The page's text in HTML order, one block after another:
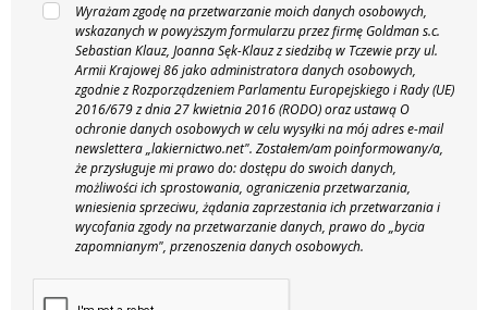
Wyrażam zgodę na przetwarzanie moich danych osobowych,
wskazanych w powyższym formularzu przez firmę Goldman s.c.
Sebastian Klauz, Joanna Sęk-Klauz z siedzibą w Tczewie przy ul.
Armii Krajowej 86 jako administratora danych osobowych,
zgodnie z Rozporządzeniem Parlamentu Europejskiego i Rady (UE)
2016/679 z dnia 27 kwietnia 2016 (RODO) oraz ustawą O
ochronie danych osobowych w celu wysyłki na mój adres e-mail
newslettera „lakiernictwo.net". Zostałem/am poinformowany/a,
że przysługuje mi prawo do: dostępu do swoich danych,
możliwości ich sprostowania, ograniczenia przetwarzania,
wniesienia sprzeciwu, żądania zaprzestania ich przetwarzania i
wycofania zgody na przetwarzanie danych, prawo do „bycia
zapomnianym", przenoszenia danych osobowych.